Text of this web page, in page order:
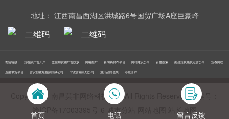
地址： 江西南昌西湖区洪城路6号国贸广场A座巨豪峰
友情链接： 短视频广告开户 微信朋友圈广告投放 网络推广 新闻稿发布平台 网站建设公司 百度搜索 南昌短视频代运营公司 宜春网红
直播带货平台 吉安创意短视频拍摄公司 宁波营销策划公司 温州品牌包装 港股开户
Copyright © 南昌莫非网络科技公司 All Rights Reserved 备案号：
赣ICP备17003395号‍-6
城市分站 站长地图
首页 电话 留言反馈